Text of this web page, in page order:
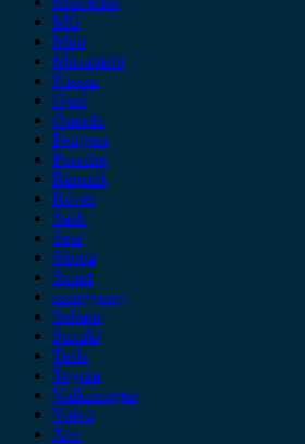
MG
Mini
Mitsubishi
Nissan
Opel
Omoda
Peugeot
Porsche
Renault
Rover
Saab
Seat
Skoda
Smart
ssangyong
Subaru
Suzuki
Tesla
Toyota
Volkswagen
Volvo
Xev